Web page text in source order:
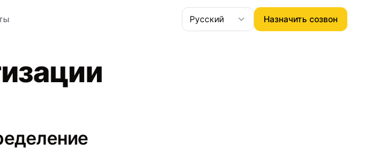
Русский Назначить созвон